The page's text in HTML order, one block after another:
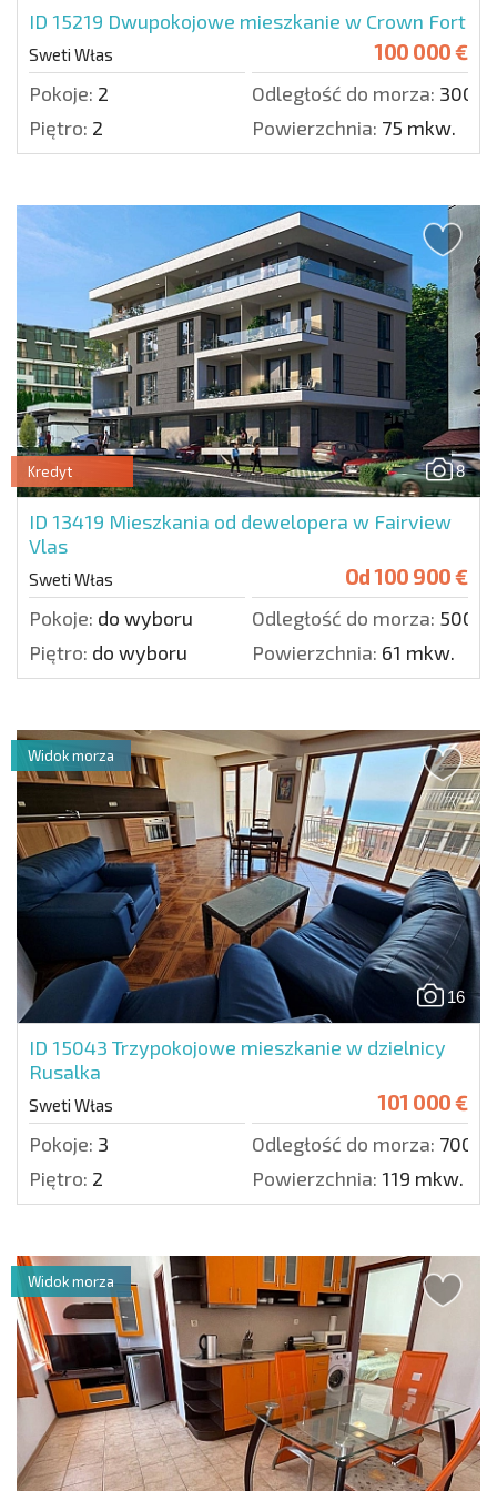
ID 15219 Dwupokojowe mieszkanie w Crown Fort
Sweti Włas 100 000 €
Pokoje: 2 Odległość do morza: 300
Piętro: 2 Powierzchnia: 75 mkw.
8
Kredyt
ID 13419 Mieszkania od dewelopera w Fairview
Vlas
Sweti Włas Od100 900 €
Pokoje: do wyboru Odległość do morza: 500
Piętro: do wyboru Powierzchnia: 61 mkw.
16
ID 15043 Trzypokojowe mieszkanie w dzielnicy
Rusalka
Sweti Włas 101 000 €
Pokoje: 3 Odległość do morza: 700
Piętro: 2 Powierzchnia: 119 mkw.
Widok morza
Widok morza